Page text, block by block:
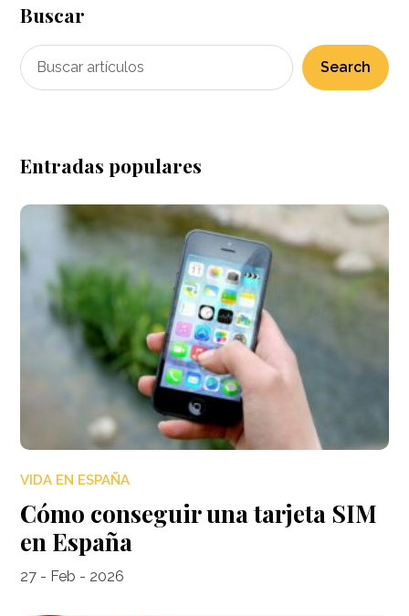
Buscar
Search
Entradas populares
VIDA EN ESPAÑA
Cómo conseguir una tarjeta SIM
en España
27 - Feb - 2026